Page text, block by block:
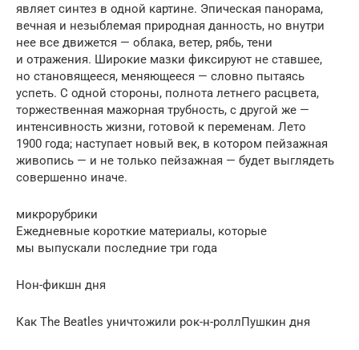
являет синтез в одной картине. Эпическая панорама,
вечная и незыблемая природная данность, но внутри
нее все движется — облака, ветер, рябь, тени
и отражения. Широкие мазки фиксируют не ставшее,
но становящееся, меняю­щееся — словно пытаясь
успеть. С одной стороны, полнота летнего расцвета,
торжественная мажорная трубность, с другой же —
интенсивность жизни, готовой к переменам. Лето
1900 года; наступает новый век, в котором пейзаж­ная
живопись — и не только пейзажная — будет выглядеть
совершенно иначе.
микрорубрики
Ежедневные короткие материалы, которые
мы выпускали последние три года
Нон-фикшн дня
Как The Beatles уничтожили рок-н-роллПушкин дня